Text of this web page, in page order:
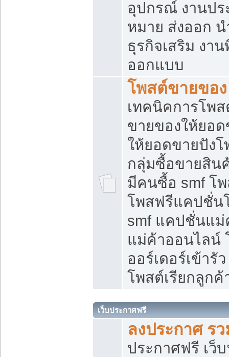
อุปกรณ์ งานป
หมาย ส่งออก น
ธุรกิจเสริม งา
ออกแบบ
โพสต์ขายของ
เทคนิคการโพ
ขายของให้ยอ
ให้ยอดขายปัง
กลุ่มซื้อขายสิน
มีคนซื้อ smf โ
โพสฟรีแคปชั่น
smf แคปชั่นแ
แม่ค้าออนไลน์
ออร์เดอร์เข้ารั
โพสต์เรียกลูกค้
เว็บประกาศฟรี
ลงประกาศ ร
ประกาศฟรี เว็